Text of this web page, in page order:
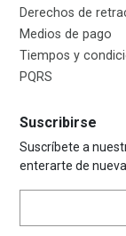
Derechos de
Medios de pago
Tiempos y
PQRS
Suscribirse
Suscríbete a
enterarte de